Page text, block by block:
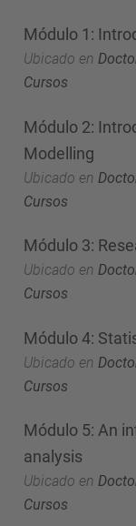
Módulo 1:
Ubicado en
Cursos
Módulo 2:
Modelling
Ubicado en
Cursos
Módulo 3:
Ubicado en
Cursos
Módulo 4:
Ubicado en
Cursos
Módulo 5: An
analysis
Ubicado en
Cursos